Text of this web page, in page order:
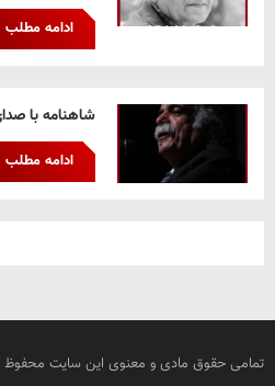
ادامه مطلب
شاهنامه با
ادامه مطلب
تمامی حقوق مادی و معنوی این سایت محفوظ